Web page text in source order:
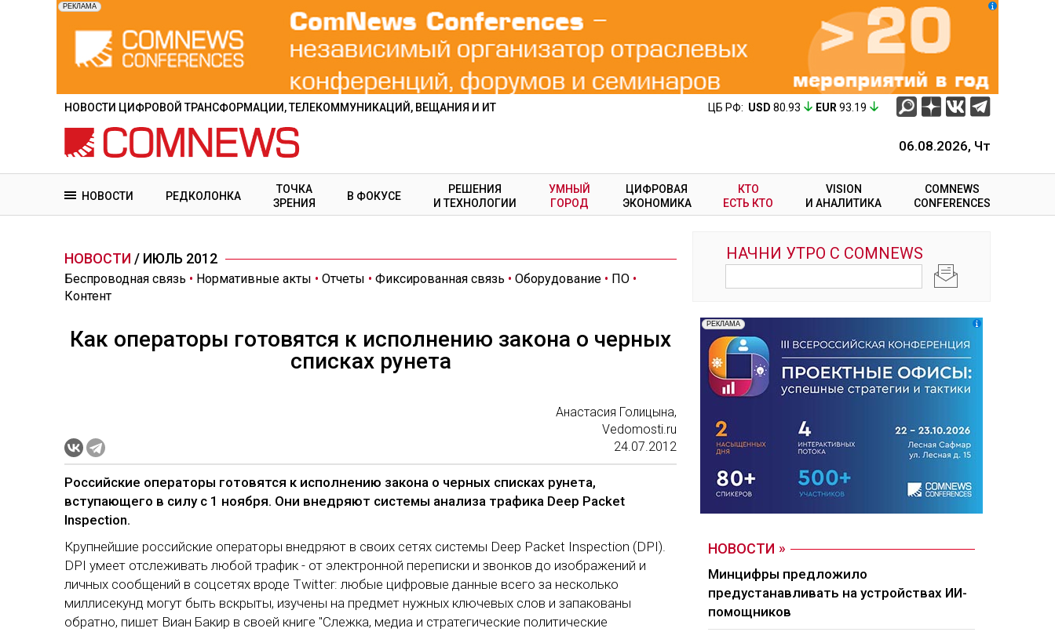
содержанию
НОВОСТИ ЦИФРОВОЙ ТРАНСФОРМАЦИИ, ТЕЛЕКОММУНИКАЦИЙ, ВЕЩАНИЯ И ИТ ЦБ РФ: USD 80.93 EUR 93.19
06.08.2026, Чт
НОВОСТИ РЕДКОЛОНКА
ТОЧКА
ЗРЕНИЯ
В ФОКУСЕ
РЕШЕНИЯ
И ТЕХНОЛОГИИ
УМНЫЙ
ГОРОД
ЦИФРОВАЯ
ЭКОНОМИКА
КТО
ЕСТЬ КТО
VISION
И АНАЛИТИКА
COMNEWS
CONFERENCES
НОВОСТИ / ИЮЛЬ 2012
Беспроводная связь • Нормативные акты • Отчеты • Фиксированная связь • Оборудование • ПО •
Контент
Как операторы готовятся к исполнению закона о черных
списках рунета
Анастасия Голицына,
Vedomosti.ru
24.07.2012
Российские операторы готовятся к исполнению закона о черных списках рунета,
вступающего в силу с 1 ноября. Они внедряют системы анализа трафика Deep Packet
Inspection.
Крупнейшие российские операторы внедряют в своих сетях системы Deep Packet Inspection (DPI).
DPI умеет отслеживать любой трафик - от электронной переписки и звонков до изображений и
личных сообщений в соцсетях вроде Twitter: любые цифровые данные всего за несколько
миллисекунд могут быть вскрыты, изучены на предмет нужных ключевых слов и запакованы
обратно, пишет Виан Бакир в своей книге "Слежка, медиа и стратегические политические
НОВОСТИ
Минцифры предложило
предустанавливать на устройствах ИИ-
помощников